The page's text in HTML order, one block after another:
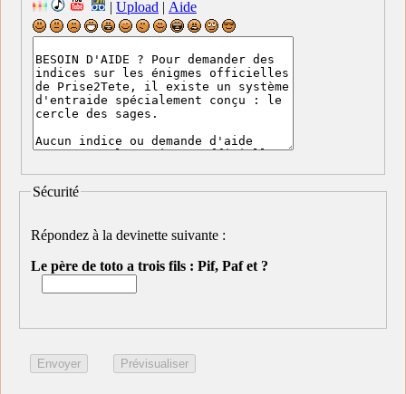
| Upload | Aide
Sécurité
Répondez à la devinette suivante :
Le père de toto a trois fils : Pif, Paf et ?